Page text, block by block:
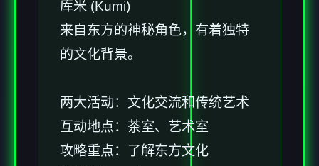
库米 (Kumi)
来自东方的神秘角色，有着独特
的文化背景。
两大活动：文化交流和传统艺术
互动地点：茶室、艺术室
攻略重点：了解东方文化